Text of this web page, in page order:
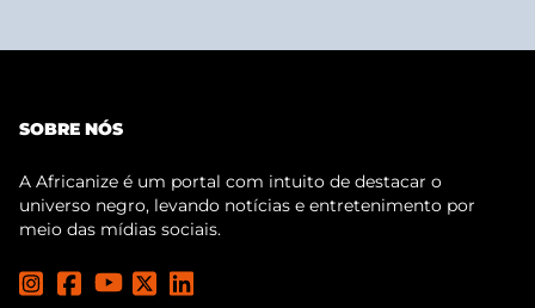
SOBRE NÓS
A Africanize é um portal com intuito de destacar o
universo negro, levando notícias e entretenimento por
meio das mídias sociais.